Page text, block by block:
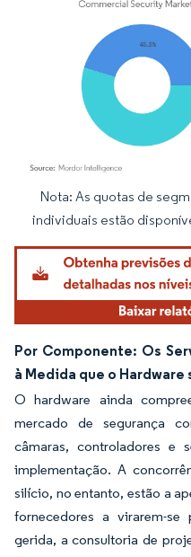
Imagem © Mordor Intelligence. O
Nota: As quotas de
individuais estão
Por Componente: Os
à Medida que o
O hardware ainda
mercado de segurança
câmaras, controladores e
implementação. A
silício, no entanto, estão a
fornecedores a virarem-
gerida, a consultoria de